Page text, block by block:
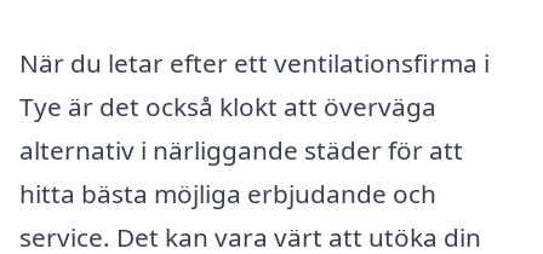
När du letar efter ett ventilationsfirma i
Tye är det också klokt att överväga
alternativ i närliggande städer för att
hitta bästa möjliga erbjudande och
service. Det kan vara värt att utöka din